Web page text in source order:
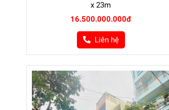
x 23m
16.500.000.000đ
Liên hệ